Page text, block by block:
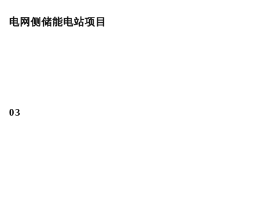
电网侧储能电站项目
03